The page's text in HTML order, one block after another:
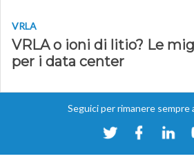
VRLA
VRLA o ioni di litio? Le
per i data center
Seguici per rimanere sempre